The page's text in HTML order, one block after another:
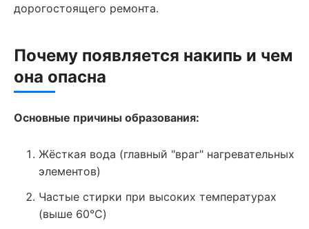
дорогостоящего ремонта.
Почему появляется накипь и чем
она опасна
Основные причины образования:
Жёсткая вода (главный "враг" нагревательных
элементов)
Частые стирки при высоких температурах
(выше 60°C)